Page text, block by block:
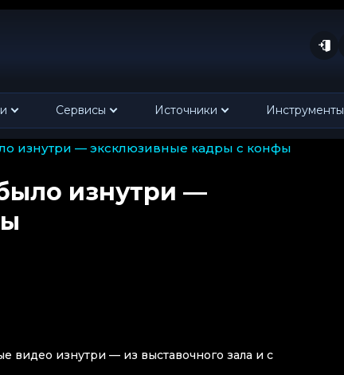
Сервисы Источники Инструменты
изнутри — эксклюзивные кадры с конфы
изнутри —
видео изнутри — из выставочного зала и с